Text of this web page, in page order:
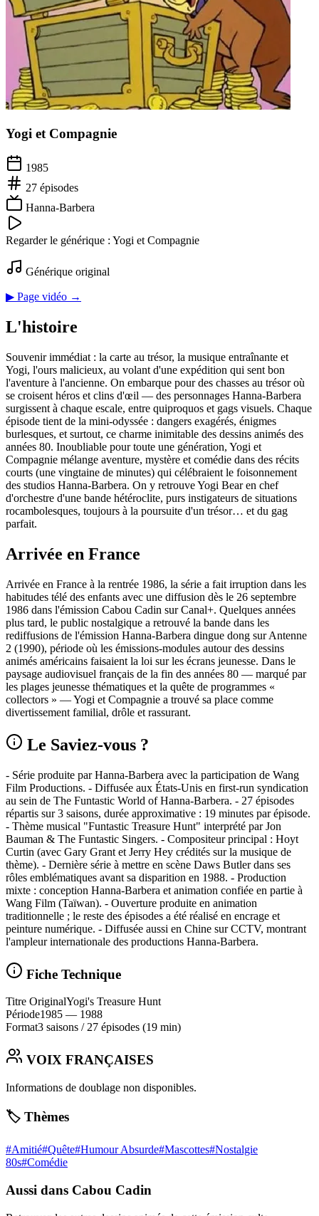
Yogi et Compagnie
1985
27 épisodes
Hanna-Barbera
Regarder le générique : Yogi et Compagnie
Générique original
▶ Page vidéo →
L'histoire
Souvenir immédiat : la carte au trésor, la musique entraînante et
Yogi, l'ours malicieux, au volant d'une expédition qui sent bon
l'aventure à l'ancienne. On embarque pour des chasses au trésor où
se croisent héros et clins d'œil — des personnages Hanna-Barbera
surgissent à chaque escale, entre quiproquos et gags visuels. Chaque
épisode tient de la mini‑odyssée : dangers exagérés, énigmes
burlesques, et surtout, ce charme inimitable des dessins animés des
années 80. Inoubliable pour toute une génération, Yogi et
Compagnie mélange aventure, mystère et comédie dans des récits
courts (une vingtaine de minutes) qui célébraient le foisonnement
des studios Hanna‑Barbera. On y retrouve Yogi Bear en chef
d'orchestre d'une bande hétéroclite, purs instigateurs de situations
rocambolesques, toujours à la poursuite d'un trésor… et du gag
parfait.
Arrivée en France
Arrivée en France à la rentrée 1986, la série a fait irruption dans les
habitudes télé des enfants avec une diffusion dès le 26 septembre
1986 dans l'émission Cabou Cadin sur Canal+. Quelques années
plus tard, le public nostalgique a retrouvé la bande dans les
rediffusions de l'émission Hanna‑Barbera dingue dong sur Antenne
2 (1990), période où les émissions‑modules autour des dessins
animés américains faisaient la loi sur les écrans jeunesse. Dans le
paysage audiovisuel français de la fin des années 80 — marqué par
les plages jeunesse thématiques et la quête de programmes «
collectors » — Yogi et Compagnie a trouvé sa place comme
divertissement familial, drôle et rassurant.
Le Saviez-vous ?
- Série produite par Hanna‑Barbera avec la participation de Wang
Film Productions. - Diffusée aux États‑Unis en first‑run syndication
au sein de The Funtastic World of Hanna‑Barbera. - 27 épisodes
répartis sur 3 saisons, durée approximative : 19 minutes par épisode.
- Thème musical "Funtastic Treasure Hunt" interprété par Jon
Bauman & The Funtastic Singers. - Compositeur principal : Hoyt
Curtin (avec Gary Grant et Jerry Hey crédités sur la musique de
thème). - Dernière série à mettre en scène Daws Butler dans ses
rôles emblématiques avant sa disparition en 1988. - Production
mixte : conception Hanna‑Barbera et animation confiée en partie à
Wang Film (Taïwan). - Ouverture produite en animation
traditionnelle ; le reste des épisodes a été réalisé en encrage et
peinture numérique. - Diffusée aussi en Chine sur CCTV, montrant
l'ampleur internationale des productions Hanna‑Barbera.
Fiche Technique
Titre OriginalYogi's Treasure Hunt
Période1985 — 1988
Format3 saisons / 27 épisodes (19 min)
VOIX FRANÇAISES
Informations de doublage non disponibles.
🏷️ Thèmes
#Amitié#Quête#Humour Absurde#Mascottes#Nostalgie
80s#Comédie
Aussi dans Cabou Cadin